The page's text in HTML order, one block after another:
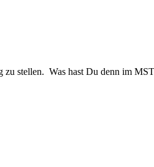
stellen. Was hast Du denn im